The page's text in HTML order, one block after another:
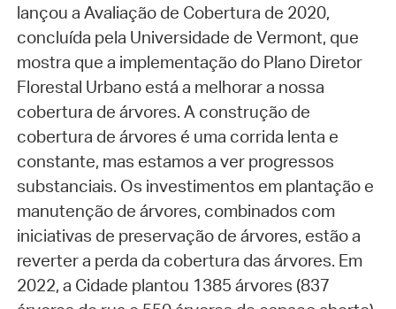
lançou a Avaliação de Cobertura de 2020,
concluída pela Universidade de Vermont, que
mostra que a implementação do Plano Diretor
Florestal Urbano está a melhorar a nossa
cobertura de árvores. A construção de
cobertura de árvores é uma corrida lenta e
constante, mas estamos a ver progressos
substanciais. Os investimentos em plantação e
manutenção de árvores, combinados com
iniciativas de preservação de árvores, estão a
reverter a perda da cobertura das árvores. Em
2022, a Cidade plantou 1385 árvores (837